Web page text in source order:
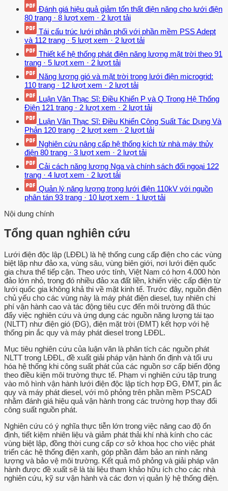
Đánh giá hiệu quả giảm tổn thất điện năng cho lưới điện
80 trang · 8 lượt xem · 2 lượt tải
Tái cấu trúc lưới phân phối với phần mềm PSS Adept
và 112 trang · 5 lượt xem · 2 lượt tải
Thiết kế hệ thống phát điện năng lượng mặt trời theo 91
trang · 5 lượt xem · 2 lượt tải
Năng lượng gió và mặt trời trong lưới điện microgrid:
110 trang · 12 lượt xem · 2 lượt tải
Luận Văn Thạc Sĩ: Điều Khiển P và Q Trong Hệ Thống
Điện 121 trang · 2 lượt xem · 2 lượt tải
Luận Văn Thạc Sĩ: Điều Khiển Công Suất Tác Dụng Và
Phản 120 trang · 2 lượt xem · 2 lượt tải
Nghiên cứu nâng cấp hệ thống kích từ nhà máy thủy
điện 80 trang · 3 lượt xem · 2 lượt tải
Cải cách năng lượng Nga và chính sách đối ngoại 122
trang · 4 lượt xem · 2 lượt tải
Quản lý năng lượng trong lưới điện 110kV với nguồn
phân tán 93 trang · 10 lượt xem · 1 lượt tải
Nội dung chính
Tổng quan nghiên cứu
Lưới điện độc lập (LĐĐL) là hệ thống cung cấp điện cho các vùng
biệt lập như đảo xa, vùng sâu, vùng biên giới, nơi lưới điện quốc
gia chưa thể tiếp cận. Theo ước tính, Việt Nam có hơn 4.000 hòn
đảo lớn nhỏ, trong đó nhiều đảo xa đất liền, khiến việc cấp điện từ
lưới quốc gia không khả thi về mặt kinh tế. Trước đây, nguồn điện
chủ yếu cho các vùng này là máy phát điện diesel, tuy nhiên chi
phí vận hành cao và tác động tiêu cực đến môi trường đã thúc
đẩy việc nghiên cứu và ứng dụng các nguồn năng lượng tái tạo
(NLTT) như điện gió (ĐG), điện mặt trời (ĐMT) kết hợp với hệ
thống pin ắc quy và máy phát diesel trong LĐĐL.
Mục tiêu nghiên cứu của luận văn là phân tích các nguồn phát
NLTT trong LĐĐL, đề xuất giải pháp vận hành ổn định và tối ưu
hóa hệ thống khi công suất phát của các nguồn sơ cấp biến động
theo điều kiện môi trường thực tế. Phạm vi nghiên cứu tập trung
vào mô hình vận hành lưới điện độc lập tích hợp ĐG, ĐMT, pin ắc
quy và máy phát diesel, với mô phỏng trên phần mềm PSCAD
nhằm đánh giá hiệu quả vận hành trong các trường hợp thay đổi
công suất nguồn phát.
Nghiên cứu có ý nghĩa thực tiễn lớn trong việc nâng cao độ ổn
định, tiết kiệm nhiên liệu và giảm phát thải khí nhà kính cho các
vùng biệt lập, đồng thời cung cấp cơ sở khoa học cho việc phát
triển các hệ thống điện xanh, góp phần đảm bảo an ninh năng
lượng và bảo vệ môi trường. Kết quả mô phỏng và giải pháp vận
hành được đề xuất sẽ là tài liệu tham khảo hữu ích cho các nhà
nghiên cứu, kỹ sư vận hành và các đơn vị quản lý hệ thống điện.